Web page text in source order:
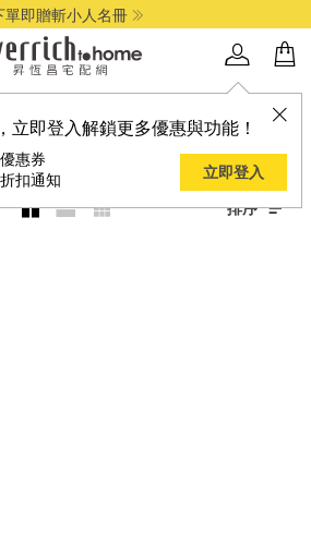
單即贈斬小人名冊
立即登入解鎖更多優惠與功能！
惠券
扣通知
立即登入
有餐具組商品
0
排序